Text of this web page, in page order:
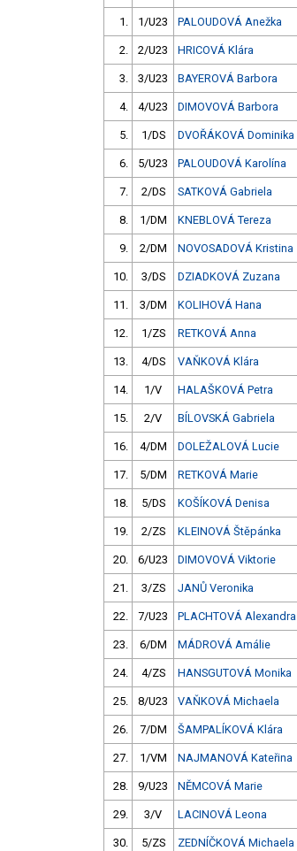
1. 1/U23 PALOUDOVÁ Anežka
2. 2/U23 HRICOVÁ Klára
3. 3/U23 BAYEROVÁ Barbora
4. 4/U23 DIMOVOVÁ Barbora
5. 1/DS DVOŘÁKOVÁ Dominika
6. 5/U23 PALOUDOVÁ Karolína
7. 2/DS SATKOVÁ Gabriela
8. 1/DM KNEBLOVÁ Tereza
9. 2/DM NOVOSADOVÁ Kristina
10. 3/DS DZIADKOVÁ Zuzana
11. 3/DM KOLIHOVÁ Hana
12. 1/ZS RETKOVÁ Anna
13. 4/DS VAŇKOVÁ Klára
14. 1/V HALAŠKOVÁ Petra
15. 2/V BÍLOVSKÁ Gabriela
16. 4/DM DOLEŽALOVÁ Lucie
17. 5/DM RETKOVÁ Marie
18. 5/DS KOŠÍKOVÁ Denisa
19. 2/ZS KLEINOVÁ Štěpánka
20. 6/U23 DIMOVOVÁ Viktorie
21. 3/ZS JANŮ Veronika
22. 7/U23 PLACHTOVÁ Alexandra
23. 6/DM MÁDROVÁ Amálie
24. 4/ZS HANSGUTOVÁ Monika
25. 8/U23 VAŇKOVÁ Michaela
26. 7/DM ŠAMPALÍKOVÁ Klára
27. 1/VM NAJMANOVÁ Kateřina
28. 9/U23 NĚMCOVÁ Marie
29. 3/V LACINOVÁ Leona
30. 5/ZS ZEDNÍČKOVÁ Michaela